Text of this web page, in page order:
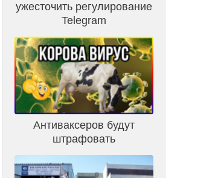
ужесточить регулирование
Telegram
Антиваксеров будут
штрафовать